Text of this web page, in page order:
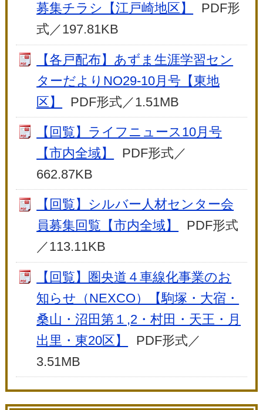
募集チラシ【江戸崎地区】
PDF形
式／197.81KB
【各戸配布】あずま生涯学習セン
ターだよりNO29-10月号【東地
区】
PDF形式／1.51MB
【回覧】ライフニュース10月号
【市内全域】
PDF形式／
662.87KB
【回覧】シルバー人材センター会
員募集回覧【市内全域】
PDF形式
／113.11KB
【回覧】圏央道４車線化事業のお
知らせ（NEXCO）【駒塚・大宿・
桑山・沼田第１,2・村田・天王・月
出里・東20区】
PDF形式／
3.51MB